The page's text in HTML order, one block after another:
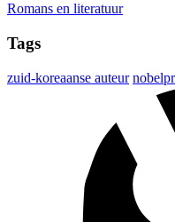
Romans en literatuur
Tags
zuid-koreaanse auteur